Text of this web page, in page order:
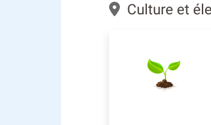
Culture et